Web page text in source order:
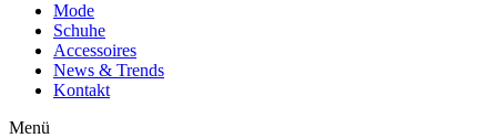
Mode
Schuhe
Accessoires
News & Trends
Kontakt
Menü